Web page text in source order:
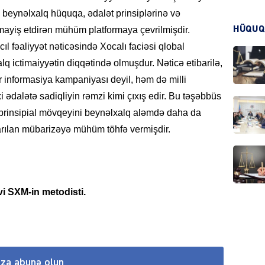
beynəlxalq hüquqa, ədalət prinsiplərinə və
etdirən mühüm platformaya çevrilmişdir.
fəaliyyət nəticəsində Xocalı faciəsi qlobal
ictimaiyyətin diqqətində olmuşdur. Nəticə etibarilə,
informasiya kampaniyası deyil, həm də milli
sadiqliyin rəmzi kimi çıxış edir. Bu təşəbbüs
mövqeyini beynəlxalq aləmdə daha da
mübarizəyə mühüm töhfə vermişdir.
SXM-in metodisti.
abunə olun
HÜQUQ